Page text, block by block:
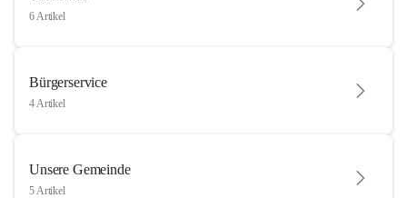
6 Artikel
Bürgerservice
4 Artikel
Unsere Gemeinde
5 Artikel